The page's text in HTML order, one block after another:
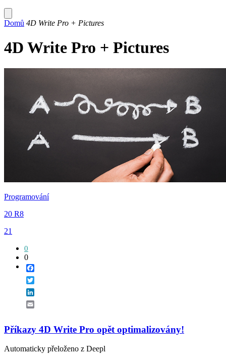
Domů 4D Write Pro + Pictures
4D Write Pro + Pictures
Programování
20 R8
21
0
0
Příkazy 4D Write Pro opět optimalizovány!
Automaticky přeloženo z Deepl